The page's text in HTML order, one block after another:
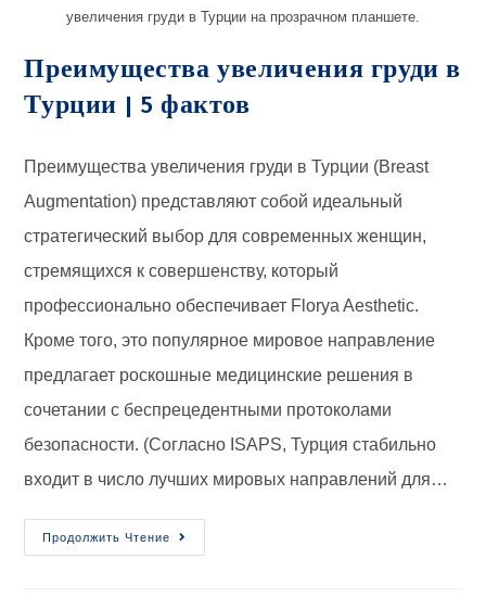
увеличения груди в Турции на прозрачном планшете.
Преимущества увеличения груди в
Турции | 5 фактов
Преимущества увеличения груди в Турции (Breast
Augmentation) представляют собой идеальный
стратегический выбор для современных женщин,
стремящихся к совершенству, который
профессионально обеспечивает Florya Aesthetic.
Кроме того, это популярное мировое направление
предлагает роскошные медицинские решения в
сочетании с беспрецедентными протоколами
безопасности. (Согласно ISAPS, Турция стабильно
входит в число лучших мировых направлений для…
Продолжить Чтение